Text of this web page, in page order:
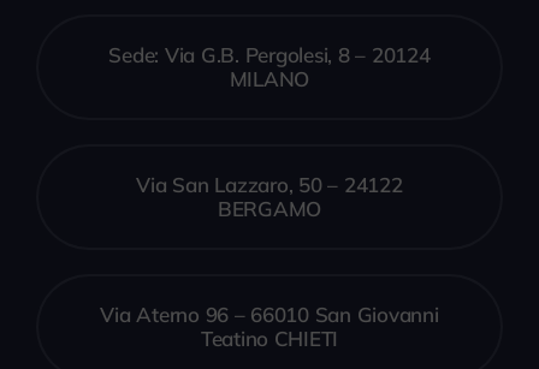
Sede: Via G.B. Pergolesi, 8 – 20124
MILANO
Via San Lazzaro, 50 – 24122
BERGAMO
Via Aterno 96 – 66010 San Giovanni
Teatino CHIETI